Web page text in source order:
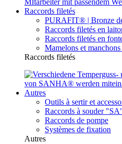
Raccords filetés
PURAFIT® | Bronze
Raccords filetés en
Raccords filetés en
Mamelons et
Raccords filetés
Autres
Outils à sertir et
Raccords à souder
Raccords de pompe
Systèmes de fixation
Autres